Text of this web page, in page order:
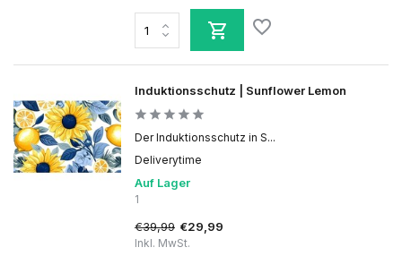
Induktionsschutz | Sunflower Lemon
Der Induktionsschutz in S...
Deliverytime
Auf Lager
1
€39,99 €29,99
Inkl. MwSt.